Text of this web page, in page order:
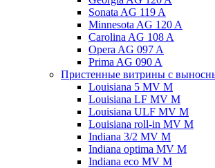
Sonata AG 119 A
Minnesota AG 120 A
Carolina AG 108 A
Opera AG 097 A
Prima AG 090 A
Пристенные витрины с
Louisiana 5 MV M
Louisiana LF MV M
Louisiana ULF MV M
Louisiana roll-in MV M
Indiana 3/2 MV M
Indiana optima MV M
Indiana eco MV M